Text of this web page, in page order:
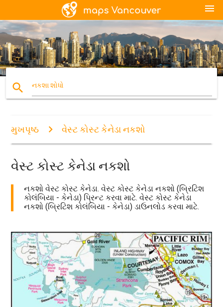
menu
search નકશા શોધો
મુખપૃષ્ઠ વેસ્ટ કોસ્ટ કેનેડા નકશો
વેસ્ટ કોસ્ટ કેનેડા નકશો
નકશો વેસ્ટ કોસ્ટ કેનેડા. વેસ્ટ કોસ્ટ કેનેડા નકશો (બ્રિટિશ
કોલંબિયા - કેનેડા) પ્રિન્ટ કરવા માટે. વેસ્ટ કોસ્ટ કેનેડા
નકશો (બ્રિટિશ કોલંબિયા - કેનેડા) ડાઉનલોડ કરવા માટે.